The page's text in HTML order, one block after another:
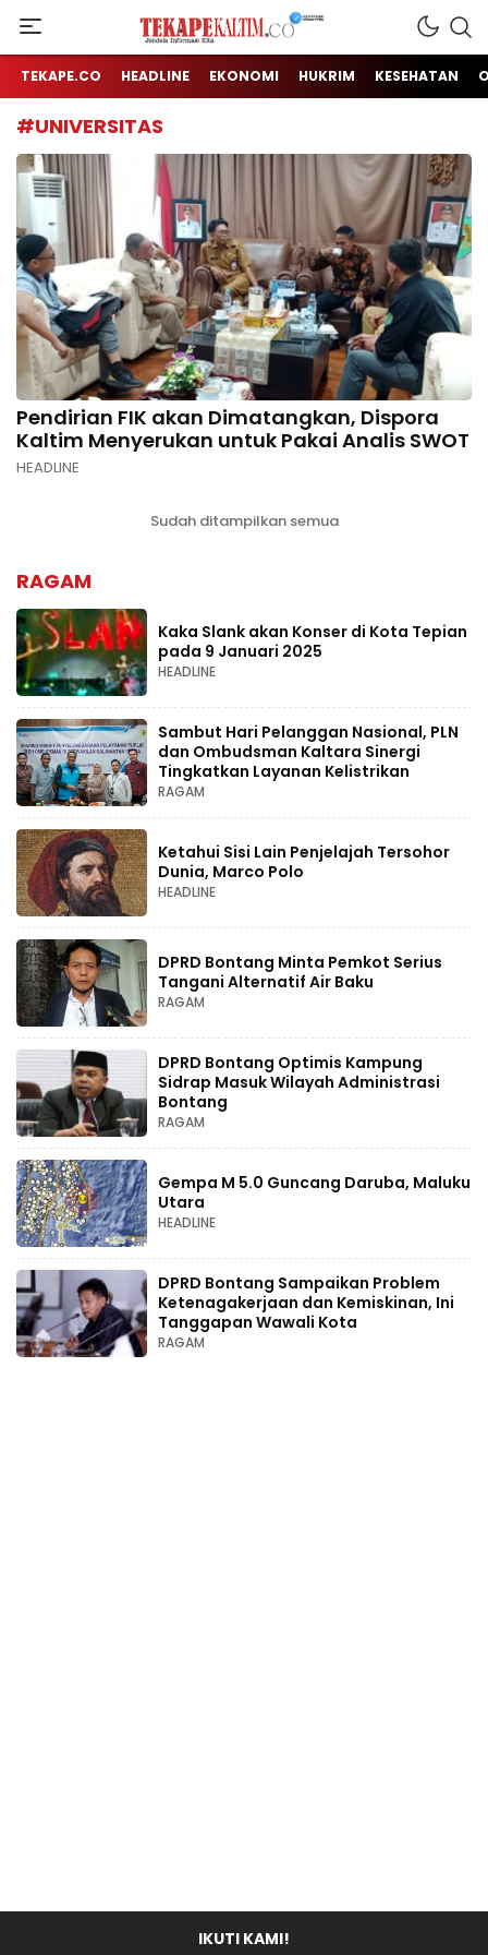
TEKAPE KALTIM
Jendela Informasi Kita
TEKAPE.CO HEADLINE EKONOMI HUKRIM KESEHATAN
#UNIVERSITAS
Pendirian FIK akan Dimatangkan, Dispora
Kaltim Menyerukan untuk Pakai Analis SWOT
HEADLINE
Sudah ditampilkan semua
RAGAM
Kaka Slank akan Konser di Kota Tepian
pada 9 Januari 2025
HEADLINE
Sambut Hari Pelanggan Nasional, PLN
dan Ombudsman Kaltara Sinergi
Tingkatkan Layanan Kelistrikan
RAGAM
Ketahui Sisi Lain Penjelajah Tersohor
Dunia, Marco Polo
HEADLINE
DPRD Bontang Minta Pemkot Serius
Tangani Alternatif Air Baku
RAGAM
DPRD Bontang Optimis Kampung
Sidrap Masuk Wilayah Administrasi
Bontang
RAGAM
Gempa M 5.0 Guncang Daruba, Maluku
Utara
HEADLINE
DPRD Bontang Sampaikan Problem
Ketenagakerjaan dan Kemiskinan, Ini
Tanggapan Wawali Kota
RAGAM
IKUTI KAMI!